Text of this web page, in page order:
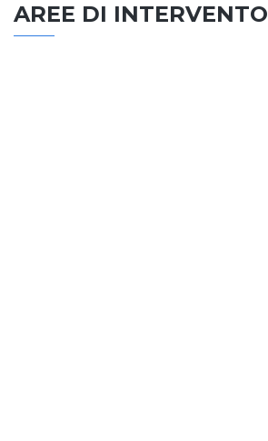
AREE DI INTERVENTO